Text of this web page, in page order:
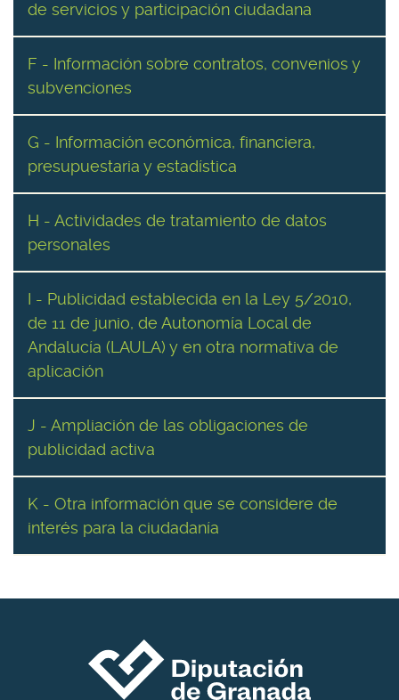
de servicios y participación ciudadana
F - Información sobre contratos, convenios y
subvenciones
G - Información económica, financiera,
presupuestaria y estadística
H - Actividades de tratamiento de datos
personales
I - Publicidad establecida en la Ley 5/2010,
de 11 de junio, de Autonomía Local de
Andalucía (LAULA) y en otra normativa de
aplicación
J - Ampliación de las obligaciones de
publicidad activa
K - Otra información que se considere de
interés para la ciudadanía